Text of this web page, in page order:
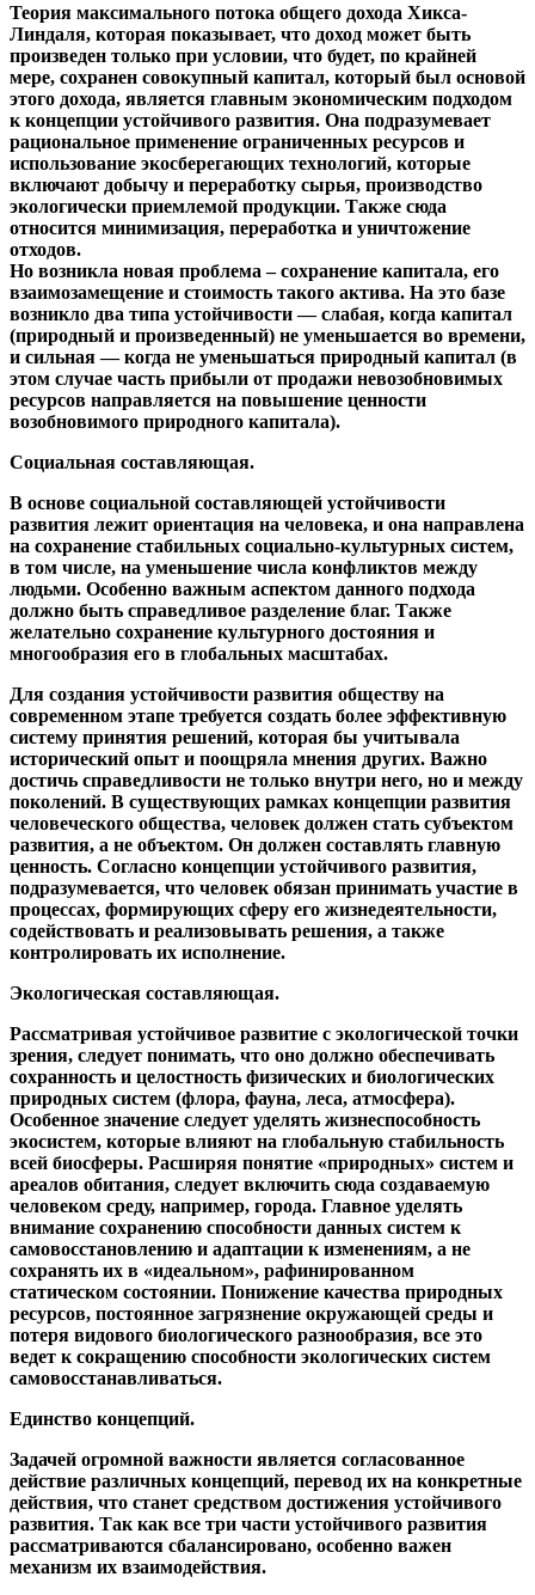
Теория максимального потока общего дохода Хикса-
Линдаля, которая показывает, что доход может быть
произведен только при условии, что будет, по крайней
мере, сохранен совокупный капитал, который был основой
этого дохода, является главным экономическим подходом
к концепции устойчивого развития. Она подразумевает
рациональное применение ограниченных ресурсов и
использование экосберегающих технологий, которые
включают добычу и переработку сырья, производство
экологически приемлемой продукции. Также сюда
относится минимизация, переработка и уничтожение
отходов.
Но возникла новая проблема – сохранение капитала, его
взаимозамещение и стоимость такого актива. На это базе
возникло два типа устойчивости — слабая, когда капитал
(природный и произведенный) не уменьшается во времени,
и сильная — когда не уменьшаться природный капитал (в
этом случае часть прибыли от продажи невозобновимых
ресурсов направляется на повышение ценности
возобновимого природного капитала).
Социальная составляющая.
В основе социальной составляющей устойчивости
развития лежит ориентация на человека, и она направлена
на сохранение стабильных социально-культурных систем,
в том числе, на уменьшение числа конфликтов между
людьми. Особенно важным аспектом данного подхода
должно быть справедливое разделение благ. Также
желательно сохранение культурного достояния и
многообразия его в глобальных масштабах.
Для создания устойчивости развития обществу на
современном этапе требуется создать более эффективную
систему принятия решений, которая бы учитывала
исторический опыт и поощряла мнения других. Важно
достичь справедливости не только внутри него, но и между
поколений. В существующих рамках концепции развития
человеческого общества, человек должен стать субъектом
развития, а не объектом. Он должен составлять главную
ценность. Согласно концепции устойчивого развития,
подразумевается, что человек обязан принимать участие в
процессах, формирующих сферу его жизнедеятельности,
содействовать и реализовывать решения, а также
контролировать их исполнение.
Экологическая составляющая.
Рассматривая устойчивое развитие с экологической точки
зрения, следует понимать, что оно должно обеспечивать
сохранность и целостность физических и биологических
природных систем (флора, фауна, леса, атмосфера).
Особенное значение следует уделять жизнеспособность
экосистем, которые влияют на глобальную стабильность
всей биосферы. Расширяя понятие «природных» систем и
ареалов обитания, следует включить сюда создаваемую
человеком среду, например, города. Главное уделять
внимание сохранению способности данных систем к
самовосстановлению и адаптации к изменениям, а не
сохранять их в «идеальном», рафинированном
статическом состоянии. Понижение качества природных
ресурсов, постоянное загрязнение окружающей среды и
потеря видового биологического разнообразия, все это
ведет к сокращению способности экологических систем
самовосстанавливаться.
Единство концепций.
Задачей огромной важности является согласованное
действие различных концепций, перевод их на конкретные
действия, что станет средством достижения устойчивого
развития. Так как все три части устойчивого развития
рассматриваются сбалансировано, особенно важен
механизм их взаимодействия.